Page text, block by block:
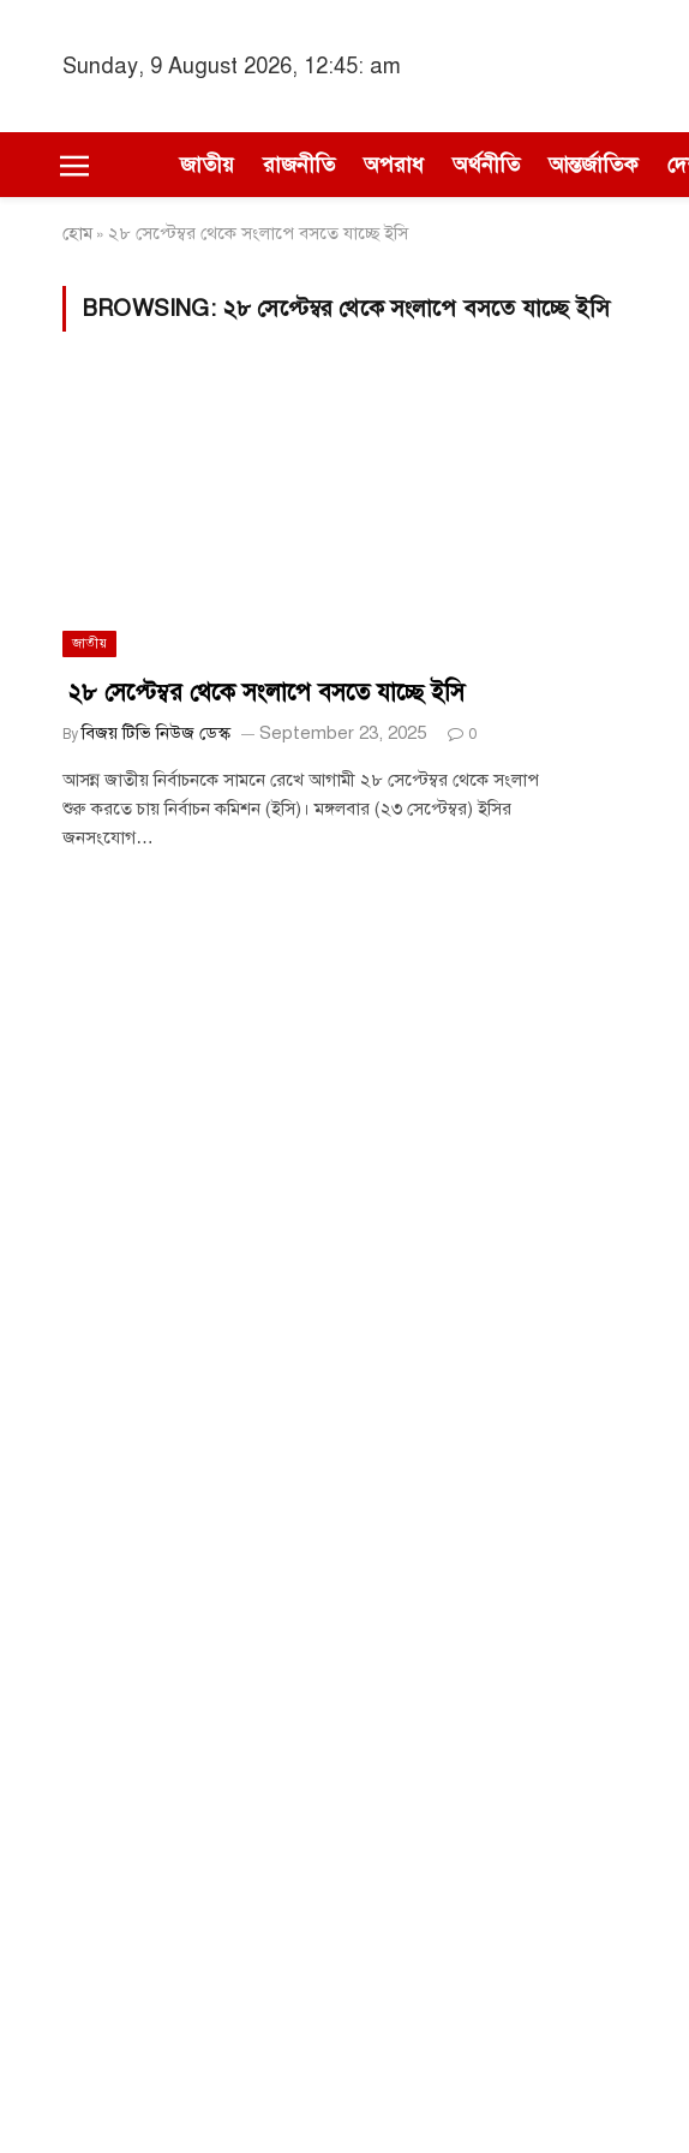
Sunday, 9 August 2026, 12:45: am
জাতীয় রাজনীতি অপরাধ অর্থনীতি আন্তর্জাতিক
হোম» ২৮ সেপ্টেম্বর থেকে সংলাপে বসতে যাচ্ছে ইসি
BROWSING: ২৮ সেপ্টেম্বর থেকে সংলাপে বসতে যাচ্ছে ইসি
জাতীয়
২৮ সেপ্টেম্বর থেকে সংলাপে বসতে যাচ্ছে ইসি
By বিজয় টিভি নিউজ ডেস্ক September 23, 2025 0
আসন্ন জাতীয় নির্বাচনকে সামনে রেখে আগামী ২৮ সেপ্টেম্বর থেকে সংলাপ
শুরু করতে চায় নির্বাচন কমিশন (ইসি)। মঙ্গলবার (২৩ সেপ্টেম্বর) ইসির
জনসংযোগ…